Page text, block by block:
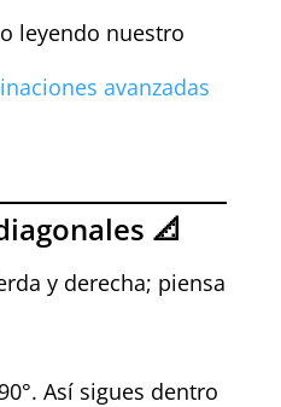
leyendo nuestro
avanzadas
📐
y derecha; piensa
Así sigues dentro